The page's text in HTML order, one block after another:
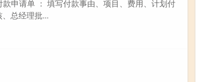
申请单 ： 填写付款事由、项目、费用、计划付
总经理批...